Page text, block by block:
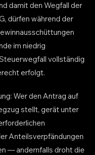
damit den Wegfall der
dürfen während der
im niedrig
vollständig
erfolgt.
Wer den Antrag auf
stellt, gerät unter
Anteilsverpfändungen
— andernfalls droht die